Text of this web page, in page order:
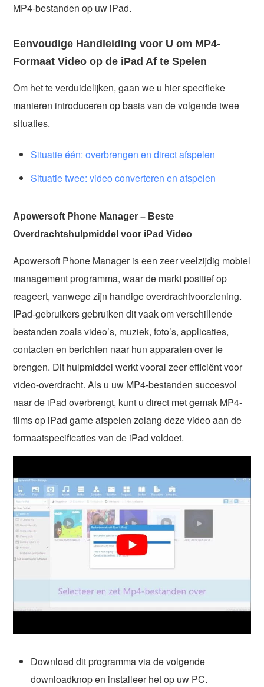
MP4-bestanden op uw iPad.
Eenvoudige Handleiding voor U om MP4-
Formaat Video op de iPad Af te Spelen
Om het te verduidelijken, gaan we u hier specifieke
manieren introduceren op basis van de volgende twee
situaties.
Situatie één: overbrengen en direct afspelen
Situatie twee: video converteren en afspelen
Apowersoft Phone Manager – Beste
Overdrachtshulpmiddel voor iPad Video
Apowersoft Phone Manager is een zeer veelzijdig mobiel
management programma, waar de markt positief op
reageert, vanwege zijn handige overdrachtvoorziening.
IPad-gebruikers gebruiken dit vaak om verschillende
bestanden zoals video’s, muziek, foto’s, applicaties,
contacten en berichten naar hun apparaten over te
brengen. Dit hulpmiddel werkt vooral zeer efficiënt voor
video-overdracht. Als u uw MP4-bestanden succesvol
naar de iPad overbrengt, kunt u direct met gemak MP4-
films op iPad game afspelen zolang deze video aan de
formaatspecificaties van de iPad voldoet.
Download dit programma via de volgende
downloadknop en installeer het op uw PC.